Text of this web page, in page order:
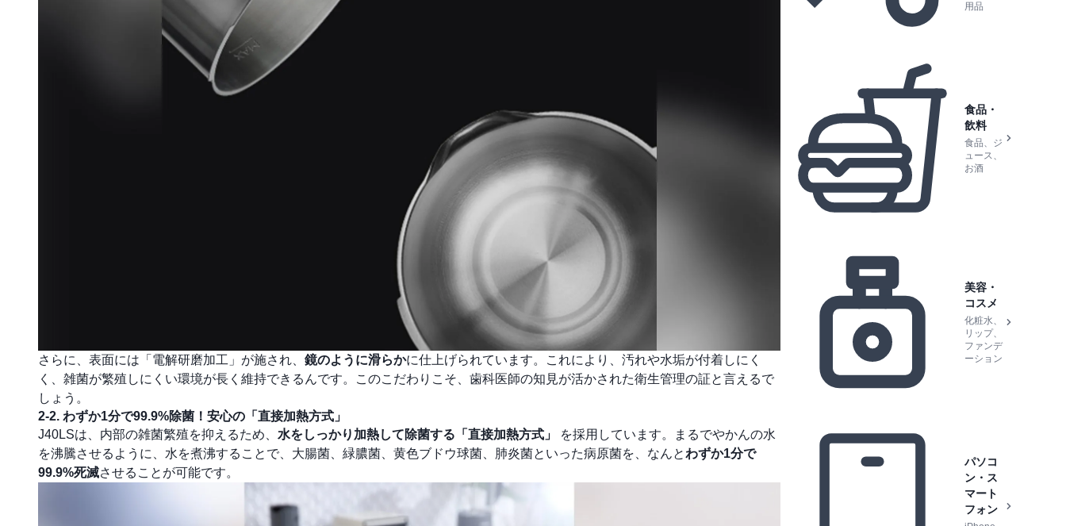
さらに、表面には「電解研磨加工」が施され、 鏡のように滑らかに仕上げられています。これにより、汚れや水垢が付着しにく
く、雑菌が繁殖しにくい環境が長く維持できるんです。このこだわりこそ、歯科医師の知見が活かされた衛生管理の証と言えるで
しょう。
2-2. わずか1分で99.9%除菌！安心の「直接加熱方式」
J40LSは、内部の雑菌繁殖を抑えるため、 水をしっかり加熱して除菌する「直接加熱方式」
を採用しています。まるでやかんの水
を沸騰させるように、水を煮沸することで、大腸菌、緑膿菌、黄色ブドウ球菌、肺炎菌といった病原菌を、なんとわずか1分で
99.9%死滅させることが可能です。
用品
食品・
飲料
食品、ジ
ュース、
お酒
美容・
コスメ
化粧水、
リップ、
ファンデ
ーション
パソコ
ン・ス
マート
フォン